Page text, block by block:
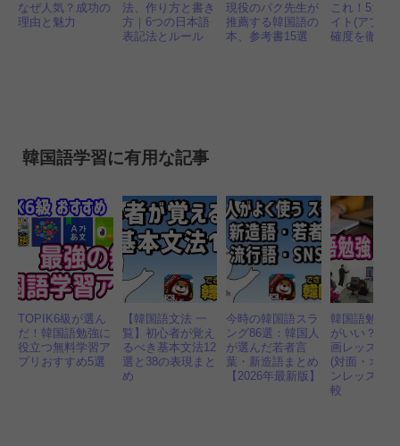
なぜ人気？成功の
理由と魅力
法、作り方と書き
方｜6つの日本語
表記法とルール
現役のパク先生が
推薦する韓国語の
本、参考書15選
これ！5大無
イト(アプリ)
確度を徹底
韓国語学習に有用な記事
TOPIK6級が選ん
だ！韓国語勉強に
役立つ無料学習ア
プリおすすめ5選
【韓国語文法 一
覧】初心者が覚え
るべき基本文法12
選と38の表現まと
め
今時の韓国語スラ
ング86選：韓国人
が選んだ若者言
葉・新造語まとめ
【2026年最新版】
韓国語勉強
がいい？独
画レッスン
(対面・オン
ンレッスン)
較